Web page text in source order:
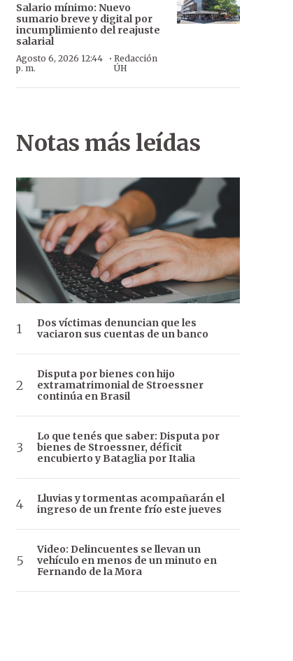
Salario mínimo: Nuevo
sumario breve y digital por
incumplimiento del reajuste
salarial
Agosto 6, 2026 12:44
p. m.
· Redacción
ÚH
Notas más leídas
Dos víctimas denuncian que les
vaciaron sus cuentas de un banco
Disputa por bienes con hijo
extramatrimonial de Stroessner
continúa en Brasil
Lo que tenés que saber: Disputa por
bienes de Stroessner, déficit
encubierto y Bataglia por Italia
Lluvias y tormentas acompañarán el
ingreso de un frente frío este jueves
Video: Delincuentes se llevan un
vehículo en menos de un minuto en
Fernando de la Mora